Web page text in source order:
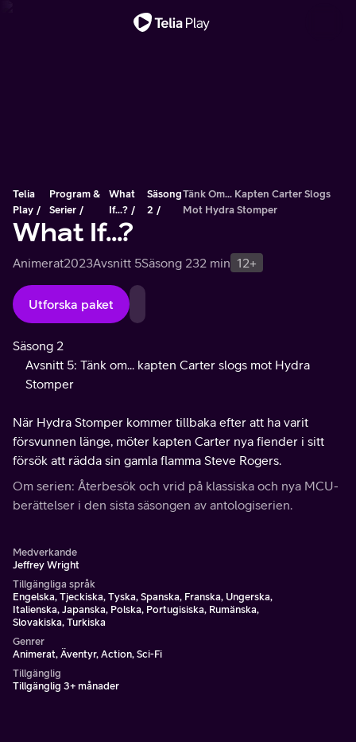
Telia
Play
Program &
Serier
What
If...?
Säsong
2
Tänk Om... Kapten Carter Slogs
Mot Hydra Stomper
What If...?
Animerat2023Avsnitt 5Säsong 232 min 12+
Utforska paket
Säsong 2
Avsnitt 5: Tänk om... kapten Carter slogs mot Hydra
Stomper
När Hydra Stomper kommer tillbaka efter att ha varit
försvunnen länge, möter kapten Carter nya fiender i sitt
försök att rädda sin gamla flamma Steve Rogers.
Om serien: Återbesök och vrid på klassiska och nya MCU-
berättelser i den sista säsongen av antologiserien.
Medverkande
Jeffrey Wright
Tillgängliga språk
Engelska, Tjeckiska, Tyska, Spanska, Franska, Ungerska,
Italienska, Japanska, Polska, Portugisiska, Rumänska,
Slovakiska, Turkiska
Genrer
Animerat, Äventyr, Action, Sci-Fi
Tillgänglig
Tillgänglig 3+ månader